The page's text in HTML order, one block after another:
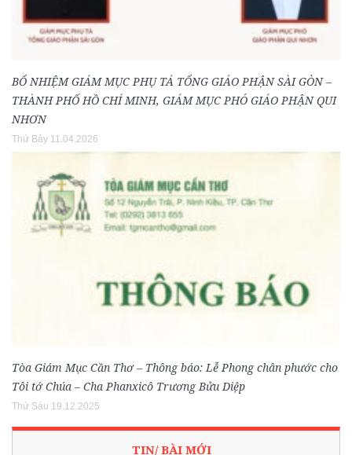
BỔ NHIỆM GIÁM MỤC PHỤ TÁ TỔNG GIÁO PHẬN SÀI GÒN –
THÀNH PHỐ HỒ CHÍ MINH, GIÁM MỤC PHÓ GIÁO PHẬN QUI
NHƠN
Thứ Bảy 11.04.2026
Tòa Giám Mục Cần Thơ – Thông báo: Lễ Phong chân phước cho
Tôi tớ Chúa – Cha Phanxicô Trương Bửu Diệp
Thứ Sáu 19.12.2025
TIN/ BÀI MỚI